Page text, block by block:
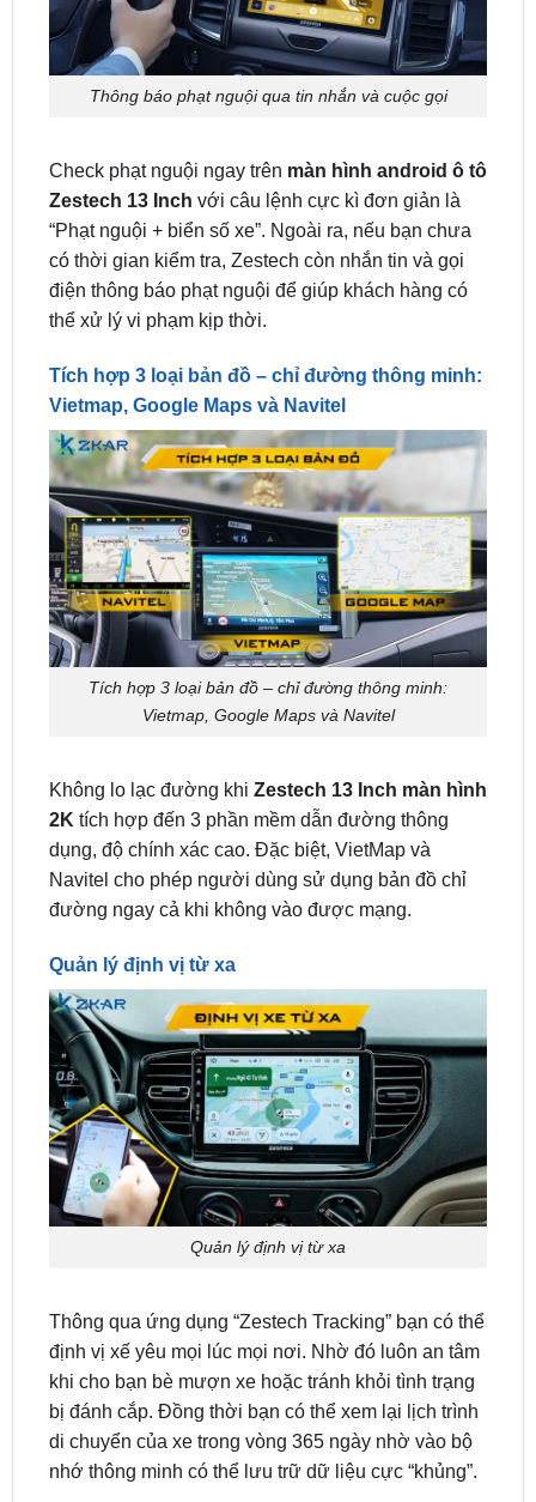
Thông báo phạt nguội qua tin nhắn và cuộc gọi
Check phạt nguội ngay trênmàn hình android ô tô
“Phạt nguội + biển số xe”. Ngoài ra, nếu bạn chưa
có thời gian kiểm tra, Zestech còn nhắn tin và gọi
điện thông báo phạt nguội để giúp khách hàng có
thể xử lý vi phạm kịp thời.
Tích hợp 3 loại bản đồ – chỉ đường thông minh:
Tích hợp 3 loại bản đồ – chỉ đường thông minh:
Vietmap, Google Maps và Navitel
Không lo lạc đường khiZestech 13 Inch màn hình
dụng, độ chính xác cao. Đặc biệt, VietMap và
Navitel cho phép người dùng sử dụng bản đồ chỉ
đường ngay cả khi không vào được mạng.
Quản lý định vị từ xa
Quản lý định vị từ xa
Thông qua ứng dụng “Zestech Tracking” bạn có thể
khi cho bạn bè mượn xe hoặc tránh khỏi tình trạng
bị đánh cắp. Đồng thời bạn có thể xem lại lịch trình
di chuyển của xe trong vòng 365 ngày nhờ vào bộ
nhớ thông minh có thể lưu trữ dữ liệu cực “khủng”.
Ngoài ra còn một vài tính năng khác cũng đầy